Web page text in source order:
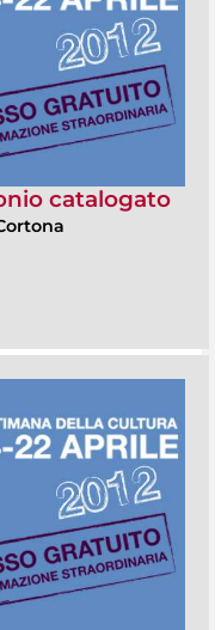
catalogato